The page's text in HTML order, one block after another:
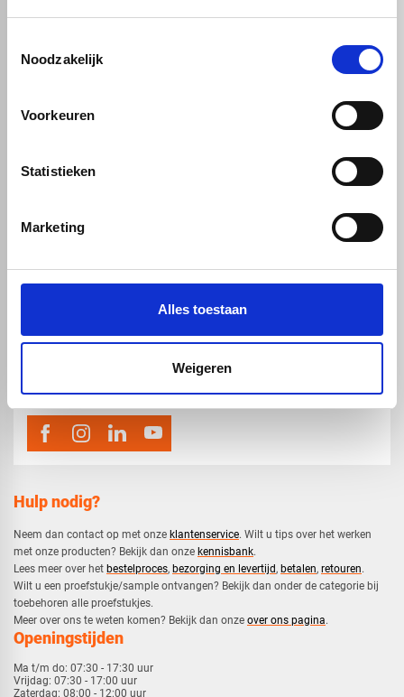
Noodzakelijk
Voorkeuren
Statistieken
Marketing
Alles toestaan
Weigeren
Plexiglas
Kunststof platen
HPL platen
Trespa
Hulp nodig?
Neem dan contact op met onze klantenservice. Wilt u tips over het werken
met onze producten? Bekijk dan onze kennisbank.
​Lees meer over het bestelproces, bezorging en levertijd, betalen, retouren.​
​Wilt u een proefstukje/sample ontvangen? Bekijk dan onder de categorie bij
toebehoren alle proefstukjes.
​​Meer over ons te weten komen? Bekijk dan onze over ons pagina.
Openingstijden
Ma t/m do: 07:30 - 17:30 uur
Vrijdag: 07:30 - 17:00 uur
Zaterdag: 08:00 - 12:00 uur
map Veensesteeg 8, 4264 KG Veen
mail